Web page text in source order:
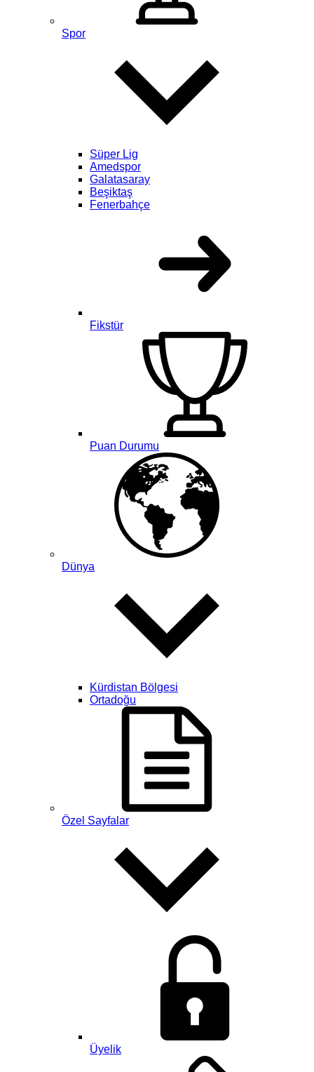
Spor
Süper Lig
Amedspor
Galatasaray
Beşiktaş
Fenerbahçe
Fikstür
Puan Durumu
Dünya
Kürdistan Bölgesi
Ortadoğu
Özel Sayfalar
Üyelik